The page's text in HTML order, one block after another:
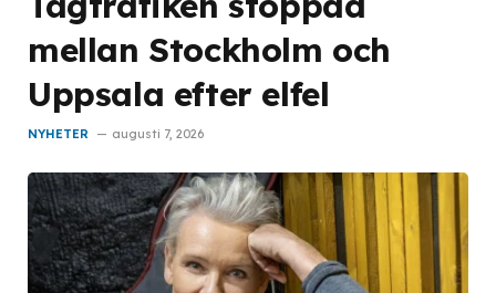
mellan Stockholm och
Uppsala efter elfel
NYHETER augusti 7, 2026